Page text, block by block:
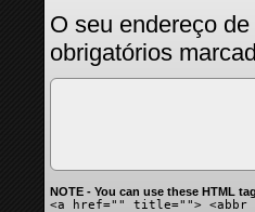
O seu endereço
obrigatórios
NOTE - You can use these HTML
<a href="" title=""> <abbr